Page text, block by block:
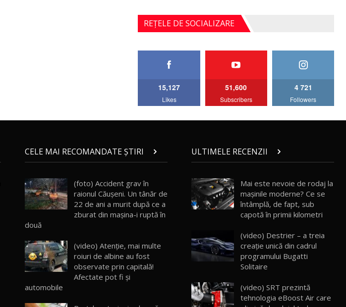
5
Noul Mercedes-Benz S-Class facelift (S 580
4MATIC V223) / Test Drive AutoBlog.MD
27:33
AutoBlog.MD
15:08
15:22
10
Mercedes-AMG E 53 HYBRID 4MATIC+ /
Test Drive AutoBlog.MD
11
Noul Volvo ES90 / Test Drive AutoBlog.MD
27:58
Noul MG HS / Test Drive AutoBlog.MD
16:48
REȚELE DE SOCIALIZARE
15,127
Likes
51,600
Subscribers
4 721
Followers
CELE MAI RECOMANDATE ȘTIRI
(foto) Accident grav în
raionul Căuşeni. Un tânăr de
22 de ani a murit după ce a
zburat din maşina-i ruptă în
două
(video) Atenție, mai multe
roiuri de albine au fost
observate prin capitală!
Afectate pot fi și
automobile
ULTIMELE RECENZII
Mai este nevoie de rodaj la
mașinile moderne? Ce se
întâmplă, de fapt, sub
capotă în primii kilometri
(video) Destrier – a treia
creație unică din cadrul
programului Bugatti
Solitaire
(video) SRT prezintă
tehnologia eBoost Air care